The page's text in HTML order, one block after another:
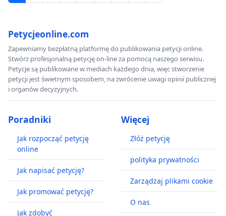
Petycjeonline.com
Zapewniamy bezpłatną platformę do publikowania petycji online.
Stwórz profesjonalną petycję on-line za pomocą naszego serwisu.
Petycje są publikowane w mediach każdego dnia, więc stworzenie
petycji jest świetnym sposobem, na zwrócenie uwagi opinii publicznej
i organów decyzyjnych.
Poradniki
Jak rozpocząć petycję
online
Jak napisać petycję?
Jak promować petycję?
Jak zdobyć
Więcej
Złóż petycję
polityka prywatności
Zarządzaj plikami cookie
O nas